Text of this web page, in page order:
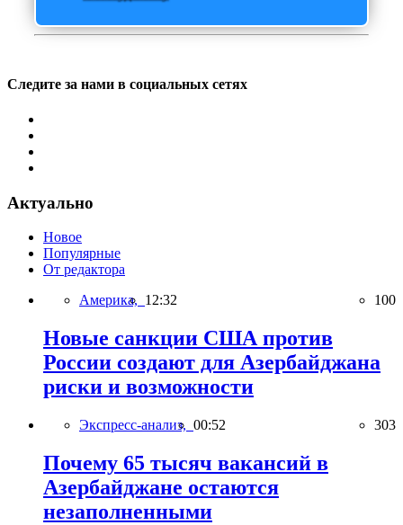
Следите за нами в социальных сетях
Актуально
Новое
Популярные
От редактора
Америка, 12:32 100
Новые санкции США против
России создают для Азербайджана
риски и возможности
Экспресс-анализ, 00:52 303
Почему 65 тысяч вакансий в
Азербайджане остаются
незаполненными